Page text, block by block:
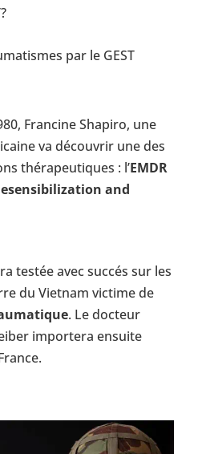
par le GEST
Francine Shapiro, une
va découvrir une des
thérapeutiques : l’EMDR
and
testée avec succés sur les
du Vietnam victime de
. Le docteur
importera ensuite